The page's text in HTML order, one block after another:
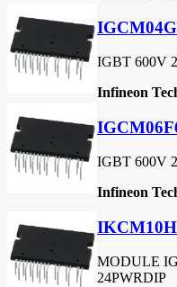
IGBT 600V
Infineon
IGBT 600V
Infineon
MODULE
24PWRDIP